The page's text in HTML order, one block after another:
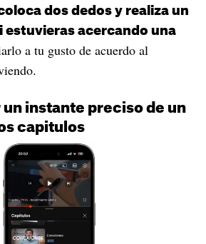
dos dedos y realiza un
estuvieras acercando una
a tu gusto de acuerdo al
un instante preciso de un
capitulos